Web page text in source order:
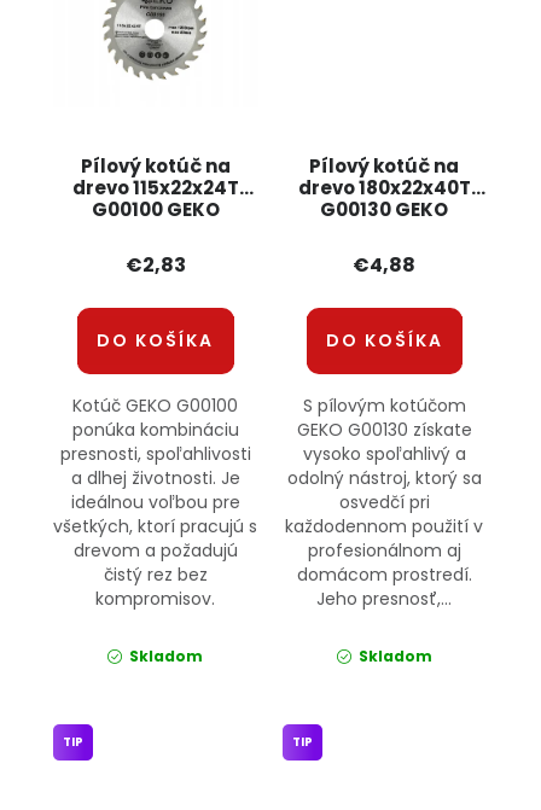
Pílový kotúč na
drevo 115x22x24T
G00100 GEKO
€2,83
DO KOŠÍKA
Kotúč GEKO G00100
ponúka kombináciu
presnosti, spoľahlivosti
a dlhej životnosti. Je
ideálnou voľbou pre
všetkých, ktorí pracujú s
drevom a požadujú
čistý rez bez
kompromisov.
Skladom
Pílový kotúč na
drevo 180x22x40T
G00130 GEKO
€4,88
DO KOŠÍKA
S pílovým kotúčom
GEKO G00130 získate
vysoko spoľahlivý a
odolný nástroj, ktorý sa
osvedčí pri
každodennom použití v
profesionálnom aj
domácom prostredí.
Jeho presnosť,...
Skladom
TIP TIP